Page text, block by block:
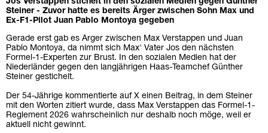
Steiner - Zuvor hatte es bereits Ärger zwischen Sohn Max und
Ex-F1-Pilot Juan Pablo Montoya gegeben
Gerade erst gab es Ärger zwischen Max Verstappen und Juan
Pablo Montoya, da nimmt sich Max' Vater Jos den nächsten
Formel-1-Experten zur Brust. In den sozialen Medien hat der
Niederländer gegen den langjährigen Haas-Teamchef Günther
Steiner gestichelt.
Der 54-Jährige kommentierte auf X einen Beitrag, in dem Steiner
mit den Worten zitiert wurde, dass Max Verstappen das Formel-1-
Reglement 2026 wahrscheinlich nur deshalb noch möge, weil er
aktuell nicht gewinnt.